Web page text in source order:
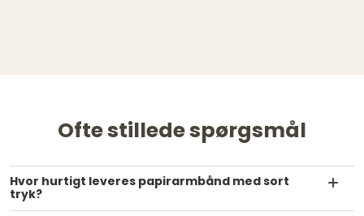
Ofte stillede spørgsmål
Hvor hurtigt leveres papirarmbånd med sort
tryk?